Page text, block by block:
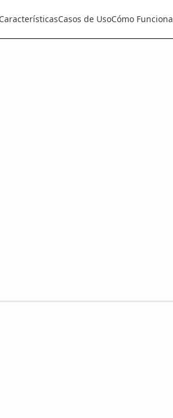
CaracterísticasCasos de UsoCómo Funciona